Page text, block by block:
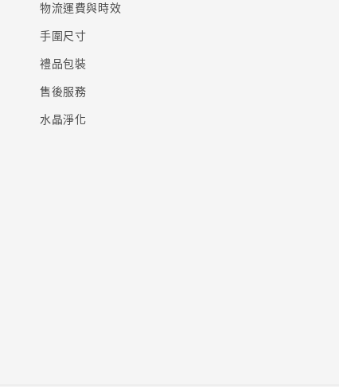
物流運費與時效
手圍尺寸
禮品包裝
售後服務
水晶淨化